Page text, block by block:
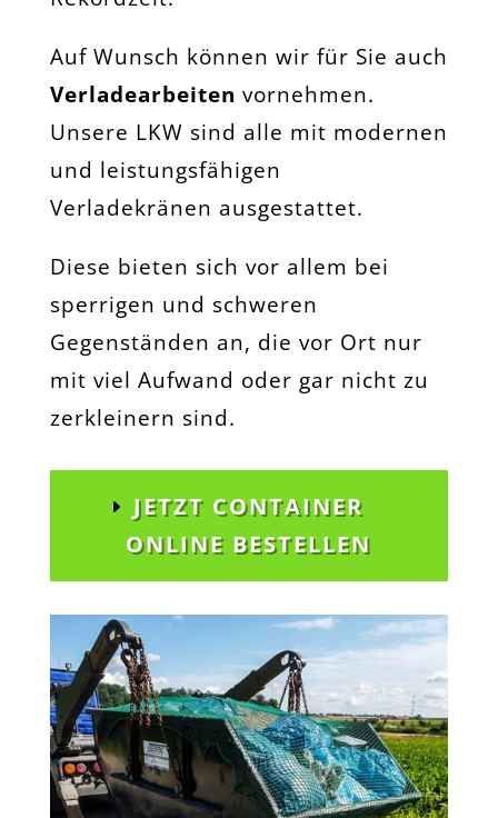
Auf Wunsch können wir für Sie auch
Verladearbeiten vornehmen.
Unsere LKW sind alle mit modernen
und leistungsfähigen
Verladekränen ausgestattet.
Diese bieten sich vor allem bei
sperrigen und schweren
Gegenständen an, die vor Ort nur
mit viel Aufwand oder gar nicht zu
zerkleinern sind.
JETZT CONTAINER
ONLINE BESTELLEN